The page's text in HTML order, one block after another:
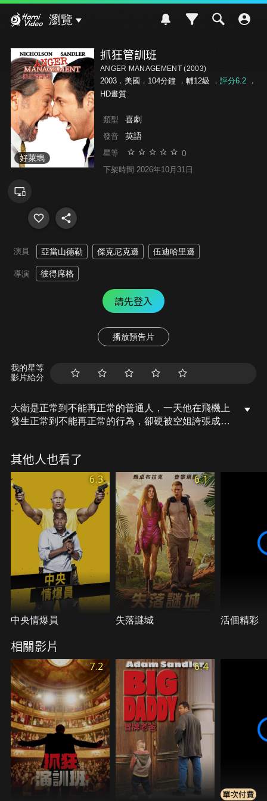
瀏覽
好萊塢
抓狂管訓班
ANGER MANAGEMENT (2003)
2003．美國．104分鐘 ． 輔12級 ． 評分6.2．
HD畫質
類型 喜劇
發音 英語
星等 0
下架時間 2026年10月31日
演員 亞當山德勒 傑克尼克遜 伍迪哈里遜
導演 彼得席格
請先登入
播放預告片
我的星等
影片給分
大衛是正常到不能再正常的普通人，一天他在飛機上
發生正常到不能再正常的行為，卻硬被空姐誇張成情
專人服務的 ，大衛就這樣開始了他悲慘到不能再悲慘
的情緒管理訓練生活。巴迪住進大衛的家，而越與巴
迪相處，大衛就越懷疑，這位瘋狂的指導員應該比自
己更需要接受情緒管理課程!
其他人也看了
6.3
中央情爆員
6.1
失落謎城 活個精彩
相關影片
7.2 6.4